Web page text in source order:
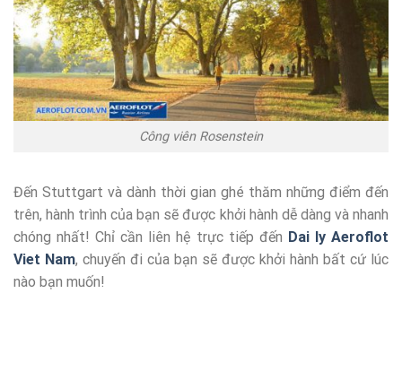
Công viên Rosenstein
Đến Stuttgart và dành thời gian ghé thăm những điểm đến
trên, hành trình của bạn sẽ được khởi hành dễ dàng và nhanh
chóng nhất! Chỉ cần liên hệ trực tiếp đến Dai ly Aeroflot
Viet Nam, chuyến đi của bạn sẽ được khởi hành bất cứ lúc
nào bạn muốn!